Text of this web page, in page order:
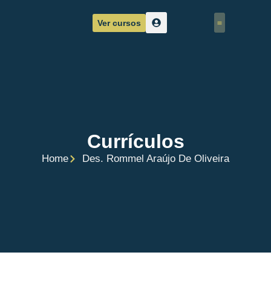
Ver cursos
Currículos
Home Des. Rommel Araújo De Oliveira